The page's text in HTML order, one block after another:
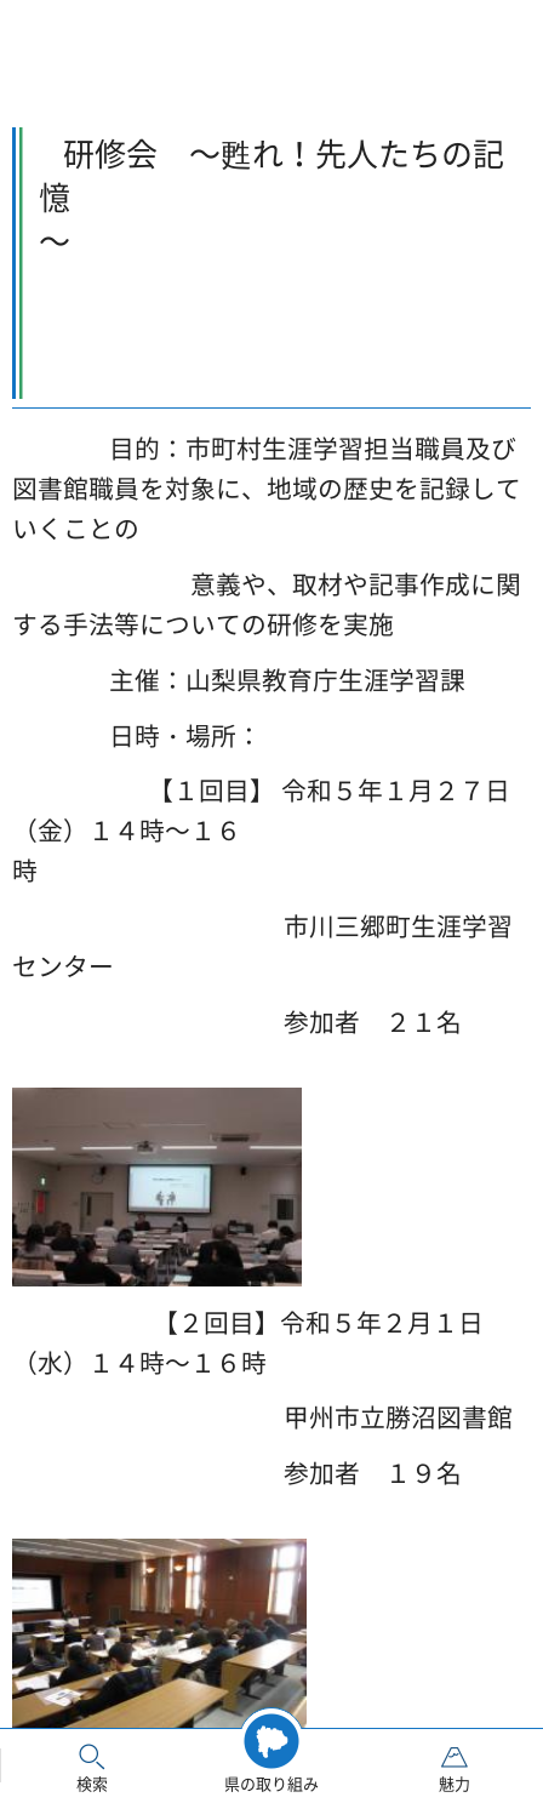
検索 県の取り組み 魅力
研修会 ～甦れ！先人たちの記
憶
～
目的：市町村生涯学習担当職員及び
図書館職員を対象に、地域の歴史を記録して
いくことの
意義や、取材や記事作成に関
する手法等についての研修を実施
主催 ：山梨県教育庁生涯学習課
日時・場所：
【１回目】 令和５年１月２７日
（金）１４時～１６
時
市川三郷町生涯学習
センター
参加者 ２１名
【２回目】令和５年２月１日
（水）１４時～１６時
甲州市立勝沼図書館
参加者 １９名
内容： 講義「地域に歴史を記録し